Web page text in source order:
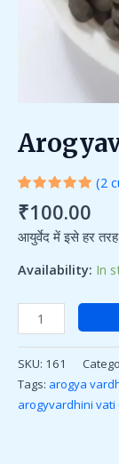
Rated
5.00out
of 5
based on
2
ratings
(2
₹100.00
आयुर्वेद में इसे हर तरह
Availability: In
SKU: 161
Tags: arogya
arogyvardhini vati